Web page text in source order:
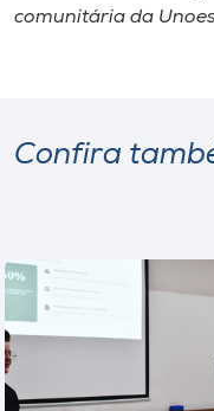
comunitária da
Confira